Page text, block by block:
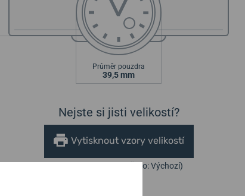
Průměr pouzdra
39,5 mm
Nejste si jisti velikostí?
Vytisknout vzory velikostí
(U tisku nastavte Měřítko: Výchozí)